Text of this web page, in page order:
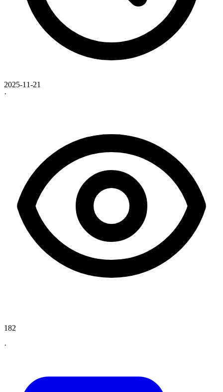
2025-11-21
·
182
·